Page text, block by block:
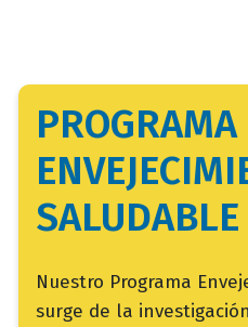
PROGRAMA
SALUDABLE
campo
texto
Nuestro Programa
surge de la